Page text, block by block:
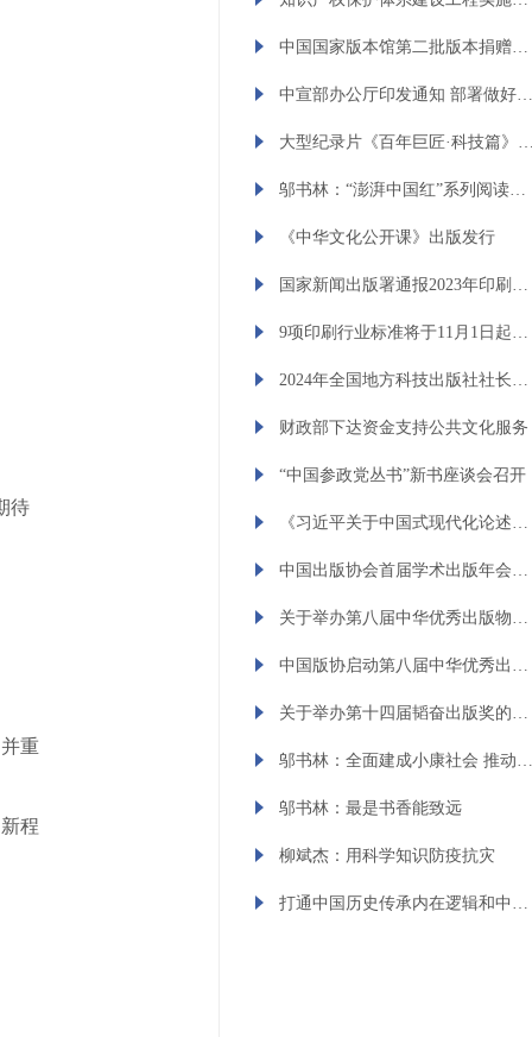
待
重
程
中国国家版本馆第二批版本捐赠入藏大会在京举行 李书磊出席并讲话
中宣部办公厅印发通知 部署做好2024年主题出版工作
大型纪录片《百年巨匠·科技篇》首播暨图书出版启动
邬书林：“澎湃中国红”系列阅读活动将成为推进红色阅读的重要平台
《中华文化公开课》出版发行
国家新闻出版署通报2023年印刷复制质检情况
9项印刷行业标准将于11月1日起实施
2024年全国地方科技出版社社长年会在湖北宜昌召开 以出版赋能科技创新发展
财政部下达资金支持公共文化服务
“中国参政党丛书”新书座谈会召开
《习近平关于中国式现代化论述摘编》法文版出版发行
中国出版协会首届学术出版年会（2023）征稿启事
关于举办第八届中华优秀出版物奖的通知
中国版协启动第八届中华优秀出版物奖评选
关于举办第十四届韬奋出版奖的通知
邬书林：全面建成小康社会 推动出版强国建设
邬书林：最是书香能致远
柳斌杰：用科学知识防疫抗灾
打通中国历史传承内在逻辑和中华文化血脉的关键点